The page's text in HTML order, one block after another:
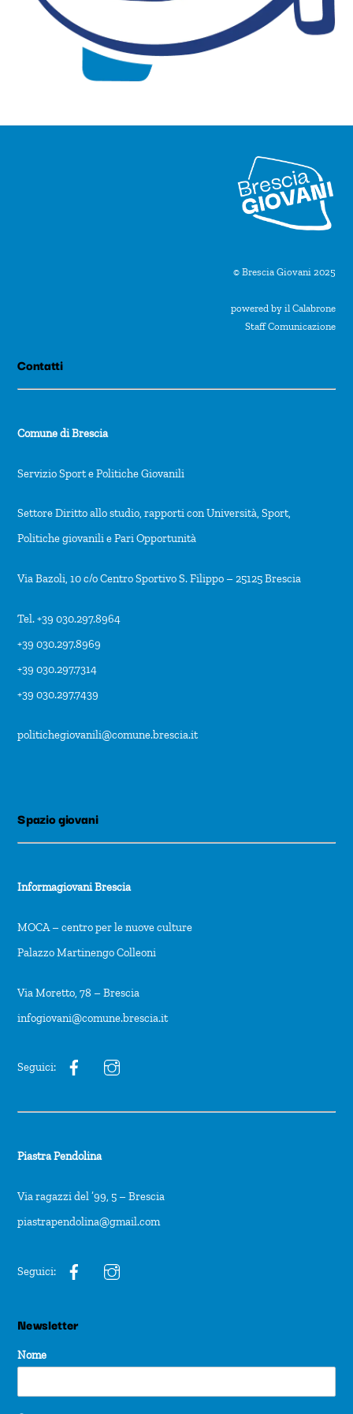
© Brescia Giovani 2025
powered by il Calabrone
Staff Comunicazione
Contatti
Comune di Brescia
Servizio Sport e Politiche Giovanili
Settore Diritto allo studio, rapporti con Università, Sport,
Politiche giovanili e Pari Opportunità
Via Bazoli, 10 c/o Centro Sportivo S. Filippo – 25125 Brescia
Tel. +39 030.297.8964
+39 030.297.8969
+39 030.297.7314
+39 030.297.7439
politichegiovanili@comune.brescia.it
Spazio giovani
Informagiovani Brescia
MOCA – centro per le nuove culture
Palazzo Martinengo Colleoni
Via Moretto, 78 – Brescia
infogiovani@comune.brescia.it
Seguici:
Piastra Pendolina
Via ragazzi del ’99, 5 – Brescia
piastrapendolina@gmail.com
Seguici:
Newsletter
Nome